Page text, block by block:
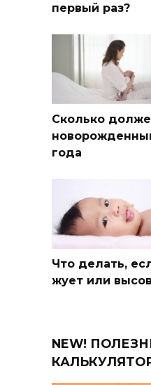
первый раз?
Сколько
года
Что делать,
жует или
NEW!